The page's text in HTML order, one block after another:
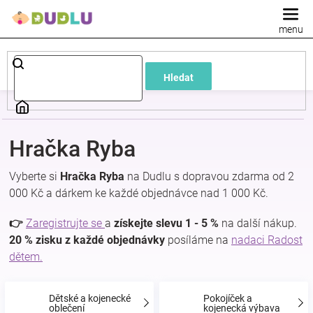
Hledat
Dětské
a
a
Hračka Ryba
Vyberte si Hračka Ryba na Dudlu s dopravou zdarma od 2
000 Kč a dárkem ke každé objednávce nad 1 000 Kč.
👉 Zaregistrujte se a získejte slevu 1 - 5 % na další nákup.
20 % zisku z každé objednávky posíláme na nadaci Radost
dětem.
Dětské a kojenecké
oblečení
Pokojíček a
kojenecká výbava